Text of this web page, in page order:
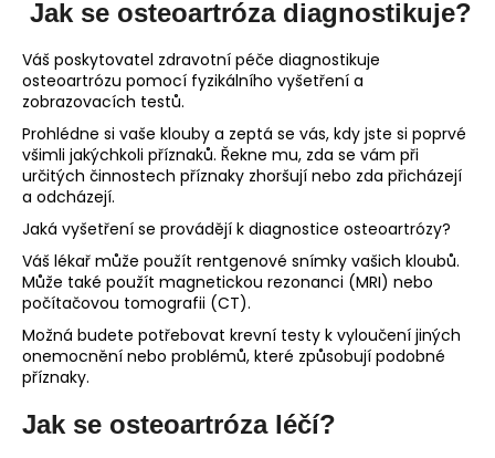
Jak se osteoartróza diagnostikuje?
Váš poskytovatel zdravotní péče diagnostikuje
osteoartrózu pomocí fyzikálního vyšetření a
zobrazovacích testů.
Prohlédne si vaše klouby a zeptá se vás, kdy jste si poprvé
všimli jakýchkoli příznaků. Řekne mu, zda se vám při
určitých činnostech příznaky zhoršují nebo zda přicházejí
a odcházejí.
Jaká vyšetření se provádějí k diagnostice osteoartrózy?
Váš lékař může použít rentgenové snímky vašich kloubů.
Může také použít magnetickou rezonanci (MRI) nebo
počítačovou tomografii (CT).
Možná budete potřebovat krevní testy k vyloučení jiných
onemocnění nebo problémů, které způsobují podobné
příznaky.
Jak se osteoartróza léčí?